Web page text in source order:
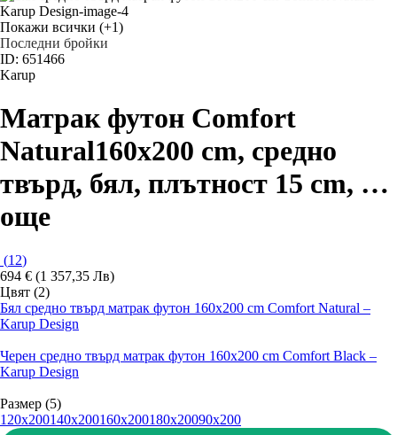
Покажи всички (+1)
Последни бройки
ID: 651466
Karup
Матрак футон Comfort
Natural160x200 cm, средно
твърд, бял, плътност 15 cm, …
още
(12)
694 € (1 357,35 Лв)
Цвят (2)
Бял средно твърд матрак футон 160x200 cm Comfort Natural –
Karup Design
Черен средно твърд матрак футон 160x200 cm Comfort Black –
Karup Design
Размер (5)
120x200140x200160x200180x20090x200